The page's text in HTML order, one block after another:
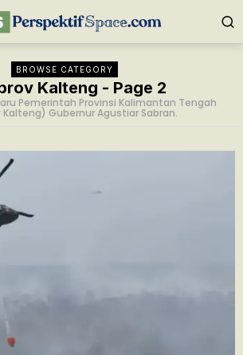
BROWSE CATEGORY
Kalteng - Page 2
Pemerintah Provinsi Kalimantan Tengah
Kalteng) Gubernur Agustiar Sabran.